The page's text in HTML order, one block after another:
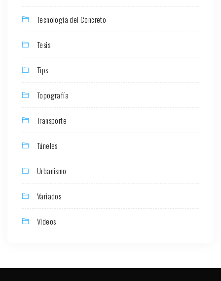
Tecnología del Concreto
Tesis
Tips
Topografía
Transporte
Túneles
Urbanismo
Variados
Videos